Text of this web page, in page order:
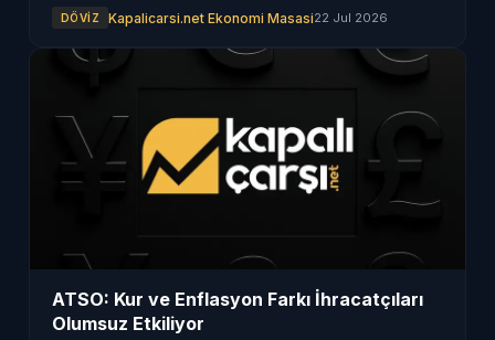
DÖVIZ Kapalicarsi.net Ekonomi Masasi22 Jul 2026
ATSO: Kur ve Enflasyon Farkı İhracatçıları
Olumsuz Etkiliyor